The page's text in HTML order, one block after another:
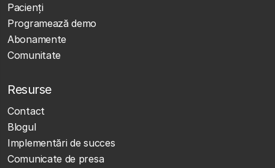
Pacienți
Programează demo
Abonamente
Comunitate
Resurse
Contact
Blogul
Implementări de succes
Comunicate de presa